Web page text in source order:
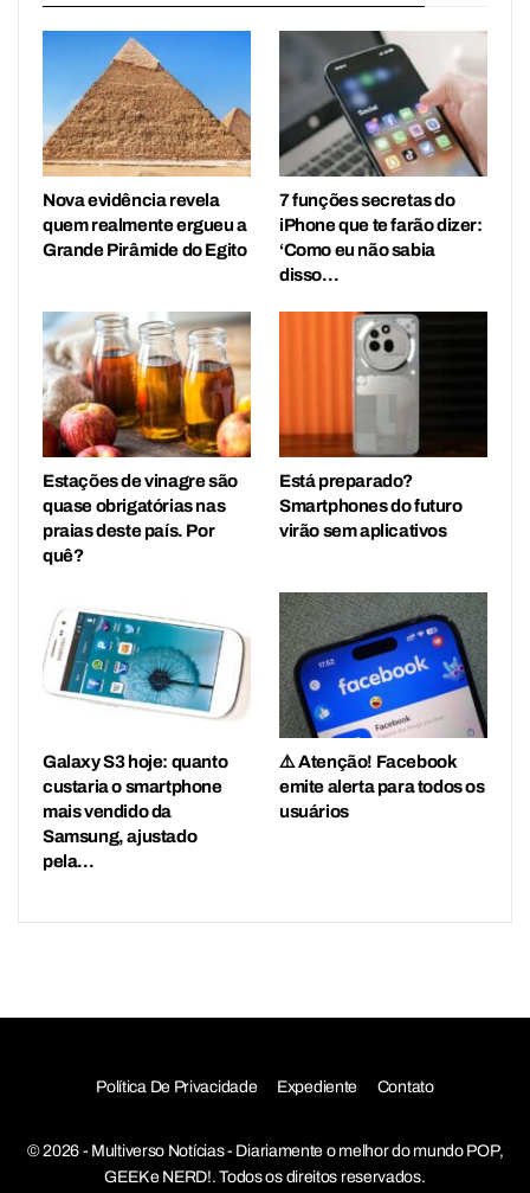
Nova evidência revela
quem realmente ergueu a
Grande Pirâmide do Egito
7 funções secretas do
iPhone que te farão dizer:
‘Como eu não sabia
disso…
Estações de vinagre são
quase obrigatórias nas
praias deste país. Por
quê?
Está preparado?
Smartphones do futuro
virão sem aplicativos
Galaxy S3 hoje: quanto
custaria o smartphone
mais vendido da
Samsung, ajustado
pela…
⚠️ Atenção! Facebook
emite alerta para todos os
usuários
Política De Privacidade Expediente Contato
© 2026 - Multiverso Notícias - Diariamente o melhor do mundo POP,
GEEK e NERD!. Todos os direitos reservados.